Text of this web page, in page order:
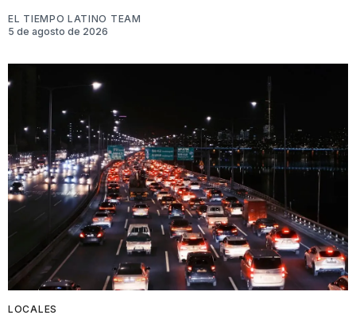
EL TIEMPO LATINO TEAM
5 de agosto de 2026
LOCALES